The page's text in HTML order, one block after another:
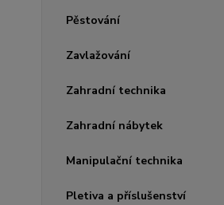
Pěstování
Zavlažování
Zahradní technika
Zahradní nábytek
Manipulační technika
Pletiva a příslušenství